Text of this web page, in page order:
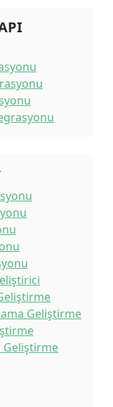
Geliştirme
Geliştirme